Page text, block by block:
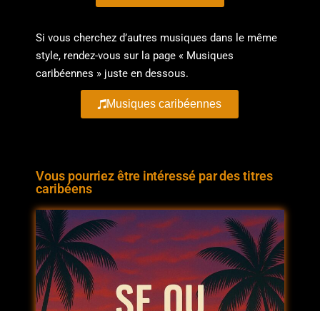
Si vous cherchez d’autres musiques dans le même
style, rendez-vous sur la page « Musiques
caribéennes » juste en dessous.
Musiques caribéennes
Vous pourriez être intéressé par des titres
caribéens